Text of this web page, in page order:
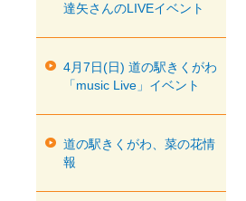
達矢さんのLIVEイベント
4月7日(日) 道の駅きくがわ
「music Live」イベント
道の駅きくがわ、菜の花情
報